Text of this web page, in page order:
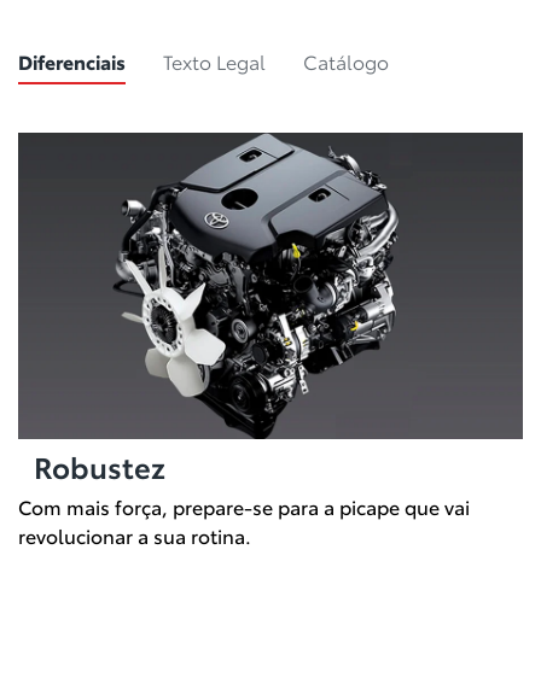
Diferenciais Texto Legal Catálogo
Robustez
Com mais força, prepare-se para a picape que vai
revolucionar a sua rotina.